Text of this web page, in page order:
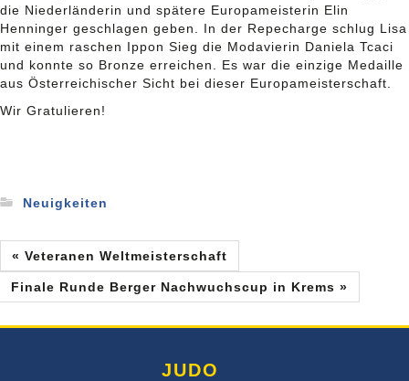
die Niederländerin und spätere Europameisterin Elin
Henninger geschlagen geben. In der Repecharge schlug Lisa
mit einem raschen Ippon Sieg die Modavierin Daniela Tcaci
und konnte so Bronze erreichen. Es war die einzige Medaille
aus Österreichischer Sicht bei dieser Europameisterschaft.
Wir Gratulieren!
Neuigkeiten
« Veteranen Weltmeisterschaft
Finale Runde Berger Nachwuchscup in Krems »
JUDO